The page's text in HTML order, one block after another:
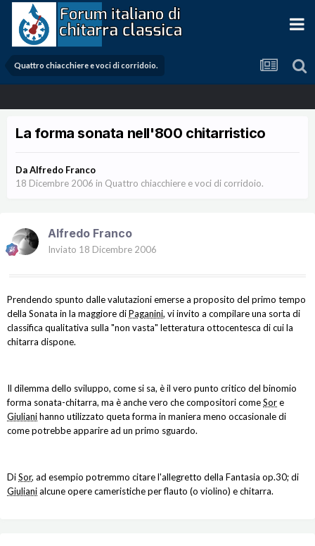
Quattro chiacchiere e voci di corridoio.
La forma sonata nell'800 chitarristico
DaAlfredo Franco
18 Dicembre 2006 in Quattro chiacchiere e voci di corridoio.
Alfredo Franco
Inviato 18 Dicembre 2006
Prendendo spunto dalle valutazioni emerse a proposito del primo tempo
della Sonata in la maggiore diPaganini, vi invito a compilare una sorta di
classifica qualitativa sulla "non vasta" letteratura ottocentesca di cui la
chitarra dispone.
Il dilemma dello sviluppo, come si sa, è il vero punto critico del binomio
forma sonata-chitarra, ma è anche vero che compositori comeSore
Giulianihanno utilizzato queta forma in maniera meno occasionale di
come potrebbe apparire ad un primo sguardo.
DiSor, ad esempio potremmo citare l'allegretto della Fantasia op.30; di
Giulianialcune opere cameristiche per flauto (o violino) e chitarra.